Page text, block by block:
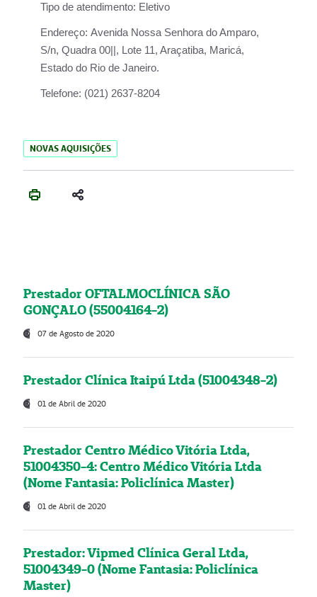
Tipo de atendimento: Eletivo
Endereço: Avenida Nossa Senhora do Amparo,
S/n, Quadra 00||, Lote 11, Araçatiba, Maricá,
Estado do Rio de Janeiro.
Telefone: (021) 2637-8204
NOVAS AQUISIÇÕES
Prestador OFTALMOCLÍNICA SÃO
GONÇALO (55004164-2)
07 de Agosto de 2020
Prestador Clínica Itaipú Ltda (51004348-2)
01 de Abril de 2020
Prestador Centro Médico Vitória Ltda,
51004350-4: Centro Médico Vitória Ltda
(Nome Fantasia: Policlínica Master)
01 de Abril de 2020
Prestador: Vipmed Clínica Geral Ltda,
51004349-0 (Nome Fantasia: Policlínica
Master)